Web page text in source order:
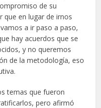
de su
que en lugar de irnos
a ir paso a paso,
hay acuerdos que se
y no queremos
de la metodología, eso
temas que fueron
pero afirmó